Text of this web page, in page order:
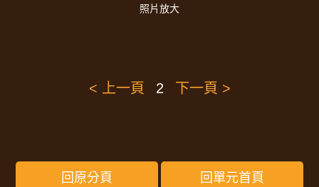
照片放大
< 上一頁 2 下一頁 >
回原分頁 回單元首頁